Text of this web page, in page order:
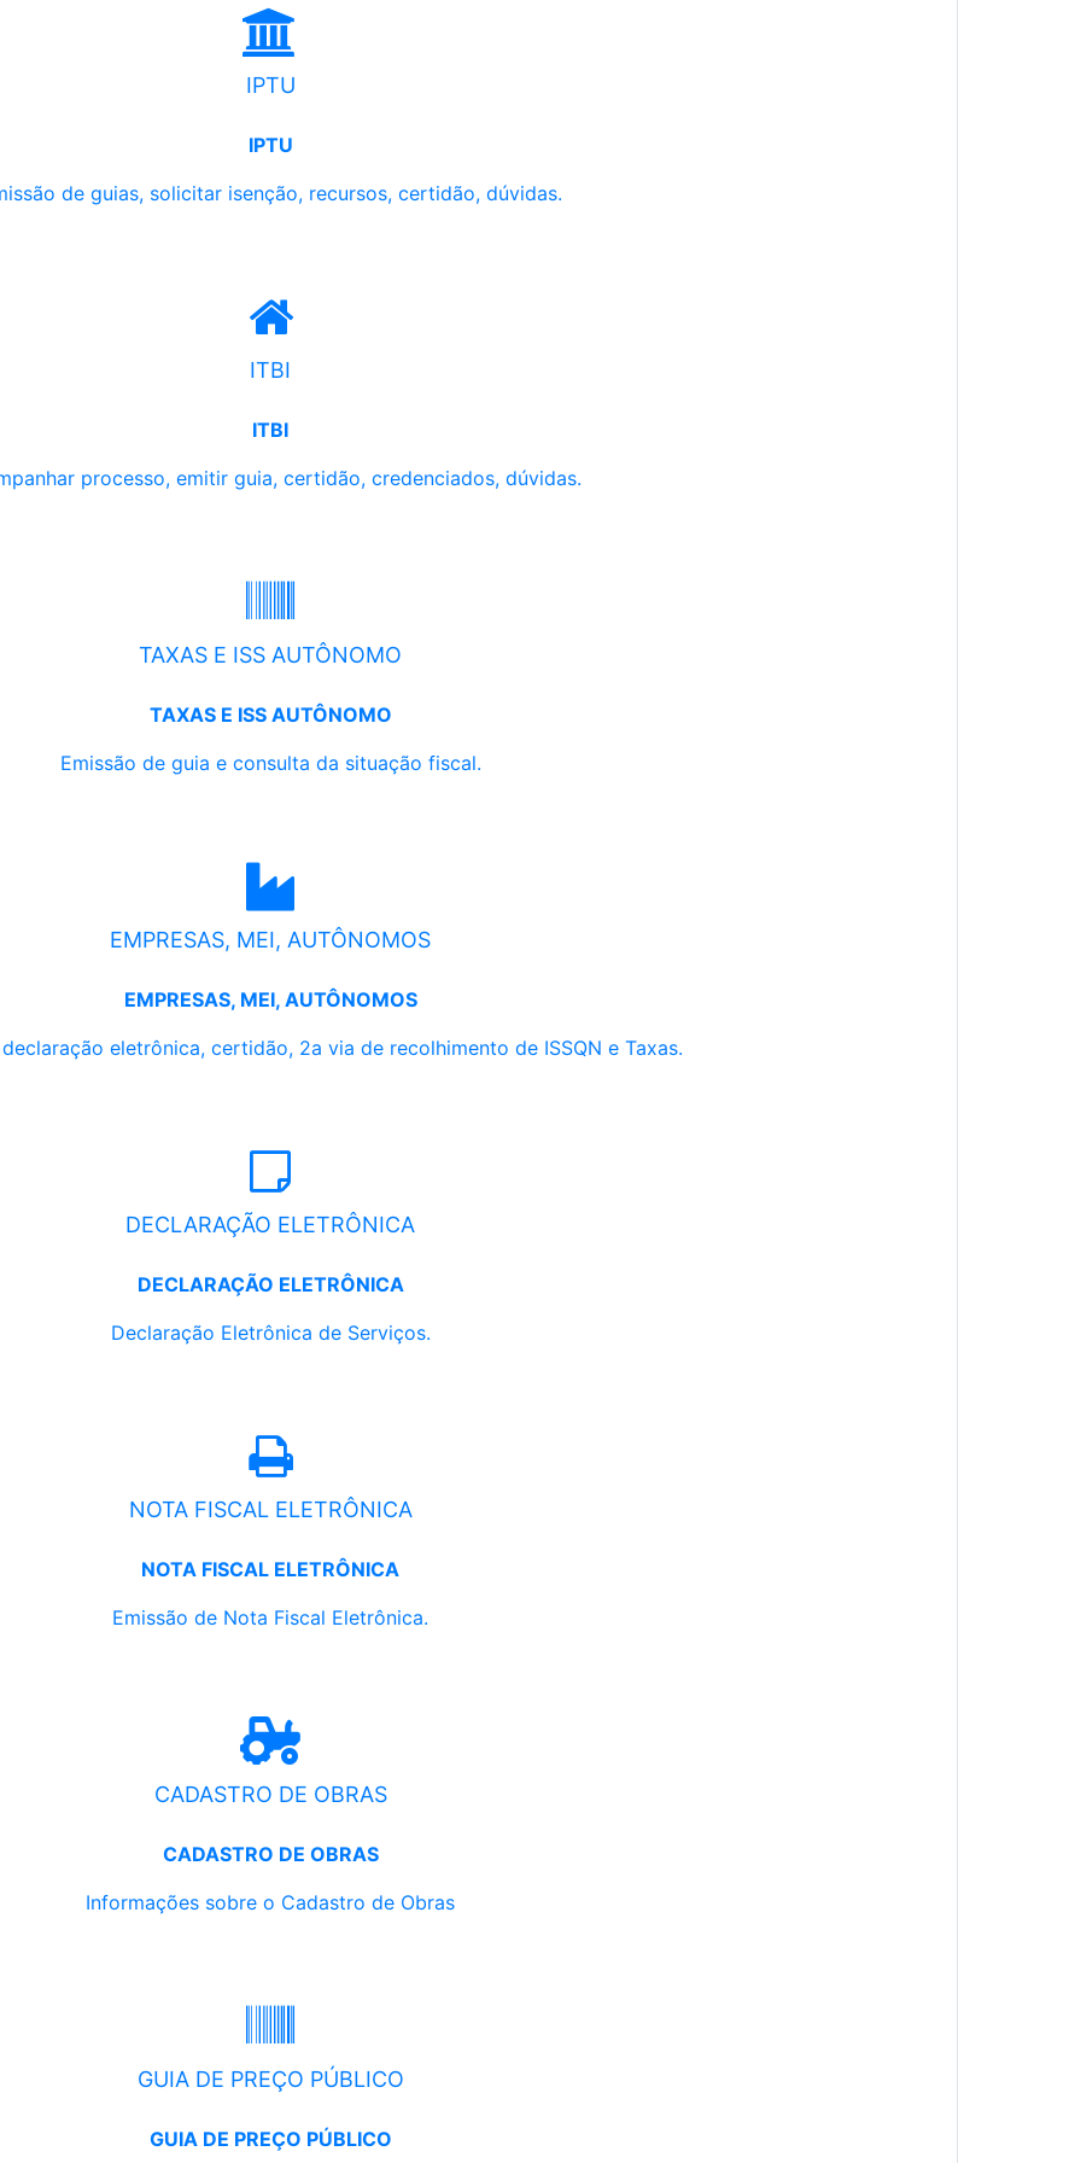
IPTU
IPTU
de guias, solicitar isenção, recursos, certidão, dúvidas.
ITBI
ITBI
processo, emitir guia, certidão, credenciados, dúvidas.
TAXAS E ISS AUTÔNOMO
TAXAS E ISS AUTÔNOMO
Emissão de guia e consulta da situação fiscal.
EMPRESAS, MEI, AUTÔNOMOS
EMPRESAS, MEI, AUTÔNOMOS
eletrônica, certidão, 2a via de recolhimento de ISSQN e Taxas.
DECLARAÇÃO ELETRÔNICA
DECLARAÇÃO ELETRÔNICA
Declaração Eletrônica de Serviços.
NOTA FISCAL ELETRÔNICA
NOTA FISCAL ELETRÔNICA
Emissão de Nota Fiscal Eletrônica.
CADASTRO DE OBRAS
CADASTRO DE OBRAS
Informações sobre o Cadastro de Obras
GUIA DE PREÇO PÚBLICO
GUIA DE PREÇO PÚBLICO